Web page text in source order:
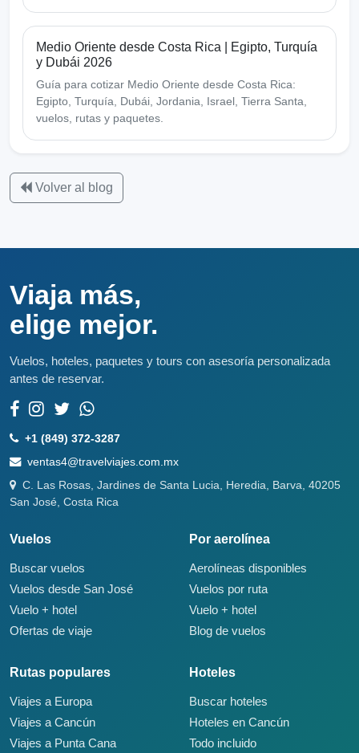
Medio Oriente desde Costa Rica | Egipto, Turquía
y Dubái 2026
Guía para cotizar Medio Oriente desde Costa Rica:
Egipto, Turquía, Dubái, Jordania, Israel, Tierra Santa,
vuelos, rutas y paquetes.
Volver al blog
Viaja más,
elige mejor.
Vuelos, hoteles, paquetes y tours con asesoría personalizada
antes de reservar.
+1 (849) 372-3287
ventas4@travelviajes.com.mx
C. Las Rosas, Jardines de Santa Lucia, Heredia, Barva, 40205
San José, Costa Rica
Vuelos
Buscar vuelos
Vuelos desde San José
Vuelo + hotel
Ofertas de viaje
Por aerolínea
Aerolíneas disponibles
Vuelos por ruta
Vuelo + hotel
Blog de vuelos
Rutas populares
Viajes a Europa
Viajes a Cancún
Viajes a Punta Cana
Hoteles
Buscar hoteles
Hoteles en Cancún
Todo incluido